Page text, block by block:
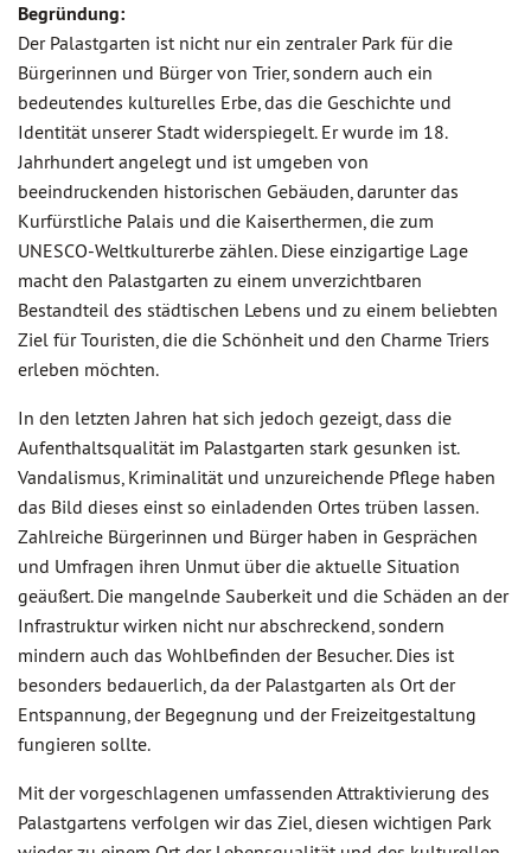
Begründung:
Der Palastgarten ist nicht nur ein zentraler Park für die
Bürgerinnen und Bürger von Trier, sondern auch ein
bedeutendes kulturelles Erbe, das die Geschichte und
Identität unserer Stadt widerspiegelt. Er wurde im 18.
Jahrhundert angelegt und ist umgeben von
beeindruckenden historischen Gebäuden, darunter das
Kurfürstliche Palais und die Kaiserthermen, die zum
UNESCO-Weltkulturerbe zählen. Diese einzigartige Lage
macht den Palastgarten zu einem unverzichtbaren
Bestandteil des städtischen Lebens und zu einem beliebten
Ziel für Touristen, die die Schönheit und den Charme Triers
erleben möchten.
In den letzten Jahren hat sich jedoch gezeigt, dass die
Aufenthaltsqualität im Palastgarten stark gesunken ist.
Vandalismus, Kriminalität und unzureichende Pflege haben
das Bild dieses einst so einladenden Ortes trüben lassen.
Zahlreiche Bürgerinnen und Bürger haben in Gesprächen
und Umfragen ihren Unmut über die aktuelle Situation
geäußert. Die mangelnde Sauberkeit und die Schäden an der
Infrastruktur wirken nicht nur abschreckend, sondern
mindern auch das Wohlbefinden der Besucher. Dies ist
besonders bedauerlich, da der Palastgarten als Ort der
Entspannung, der Begegnung und der Freizeitgestaltung
fungieren sollte.
Mit der vorgeschlagenen umfassenden Attraktivierung des
Palastgartens verfolgen wir das Ziel, diesen wichtigen Park